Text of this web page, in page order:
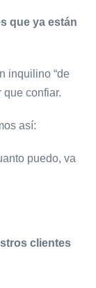
que ya están
inquilino “de
que confiar.
así:
puedo, va
clientes